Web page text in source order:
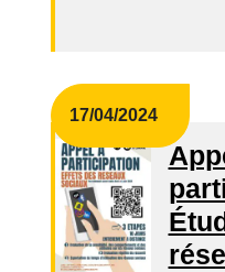
17/04/2024